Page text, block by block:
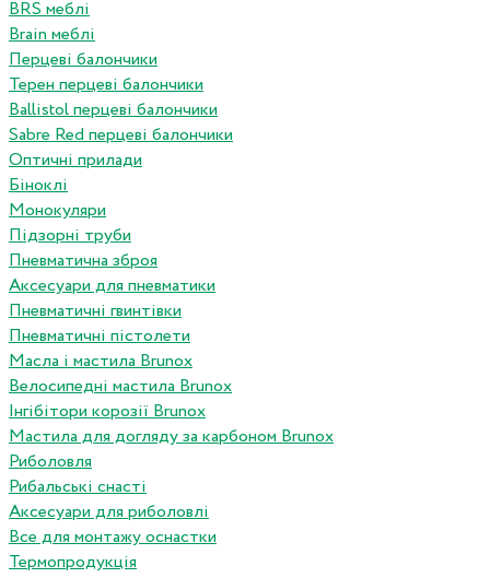
BRS меблі
Brain меблі
Перцеві балончики
Терен перцеві балончики
Ballistol перцеві балончики
Sabre Red перцеві балончики
Оптичні прилади
Біноклі
Монокуляри
Підзорні труби
Пневматична зброя
Аксесуари для пневматики
Пневматичні гвинтівки
Пневматичні пістолети
Масла і мастила Brunox
Велосипедні мастила Brunox
Інгібітори корозії Brunox
Мастила для догляду за карбоном Brunox
Риболовля
Рибальські снасті
Аксесуари для риболовлі
Все для монтажу оснастки
Термопродукція